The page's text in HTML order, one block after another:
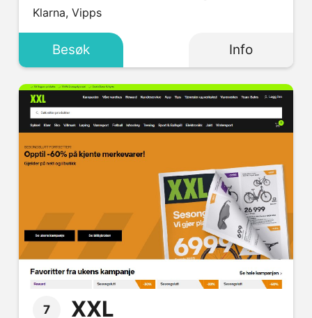
Klarna, Vipps
Besøk Info
7 XXL